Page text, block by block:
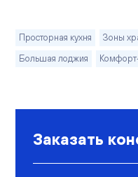
Просторная кухня
Зоны
Большая лоджия
Заказать